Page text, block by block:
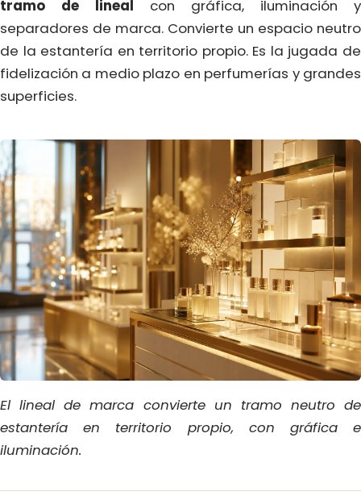
tramo de lineal con gráfica, iluminación y
separadores de marca. Convierte un espacio neutro
de la estantería en territorio propio. Es la jugada de
fidelización a medio plazo en perfumerías y grandes
superficies.
El lineal de marca convierte un tramo neutro de
estantería en territorio propio, con gráfica e
iluminación.